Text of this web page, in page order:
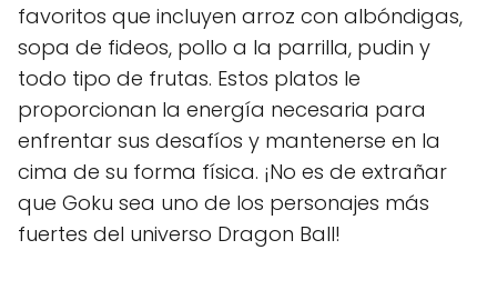
favoritos que incluyen arroz con albóndigas,
sopa de fideos, pollo a la parrilla, pudin y
todo tipo de frutas. Estos platos le
proporcionan la energía necesaria para
enfrentar sus desafíos y mantenerse en la
cima de su forma física. ¡No es de extrañar
que Goku sea uno de los personajes más
fuertes del universo Dragon Ball!